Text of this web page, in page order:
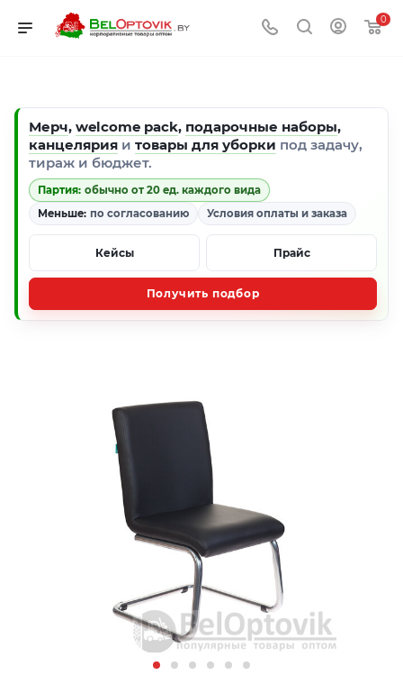
0
Мерч, welcome pack, подарочные наборы,
канцелярия и товары для уборки под задачу,
тираж и бюджет.
Партия: обычно от 20 ед. каждого вида
Меньше: по согласованию Условия оплаты и заказа
Кейсы Прайс
Получить подбор